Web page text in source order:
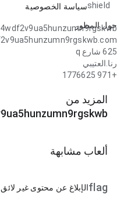
shieldسياسة الخصوصية
حول المطور
625 شارع q
رنا.العتيبي
+971 1776625
المزيد من
ألعاب مشابهة
flagالإبلاغ عن محتوى غير لائق